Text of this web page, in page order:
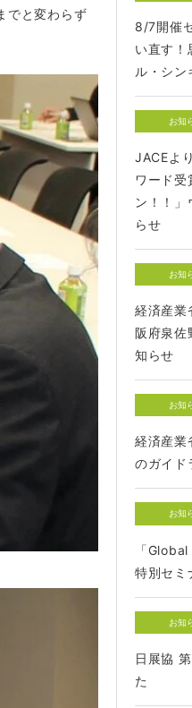
でと変わらず
8/7開催
い直す！
ル・シン
お知
JACEよ
ワード受
ン！！」
らせ
お知
経済産業
阪府泉佐
知らせ
お知
経済産業
のガイド
お知
「
特別セミ
お知
日展協
た